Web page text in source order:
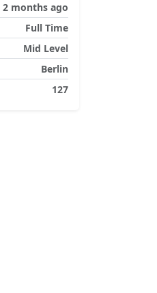
2 months ago
Full Time
Mid Level
Berlin
127